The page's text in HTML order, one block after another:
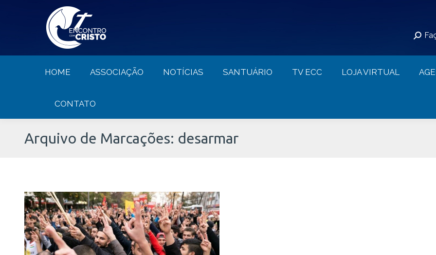
HOME ASSOCIAÇÃO NOTÍCIAS SANTUÁRIO TV ECC LOJA VIRTUAL
CONTATO
Arquivo de Marcações: desarmar
HOME